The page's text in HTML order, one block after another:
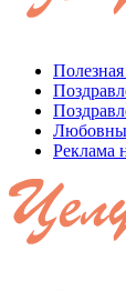
Реклама